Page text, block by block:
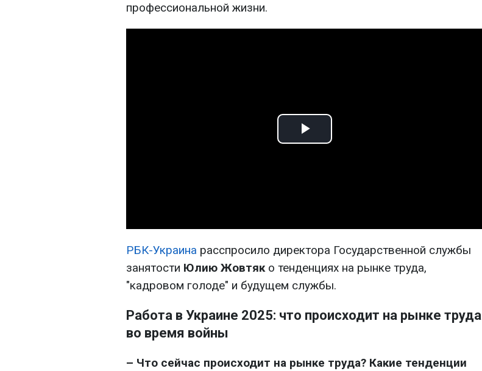
профессиональной жизни.
Play
РБК-Украина расспросило директора Государственной службы
занятости Юлию Жовтяко тенденциях на рынке труда,
"кадровом голоде" и будущем службы.
Работа в Украине 2025: что происходит на рынке труда
во время войны
– Что сейчас происходит на рынке труда? Какие тенденции